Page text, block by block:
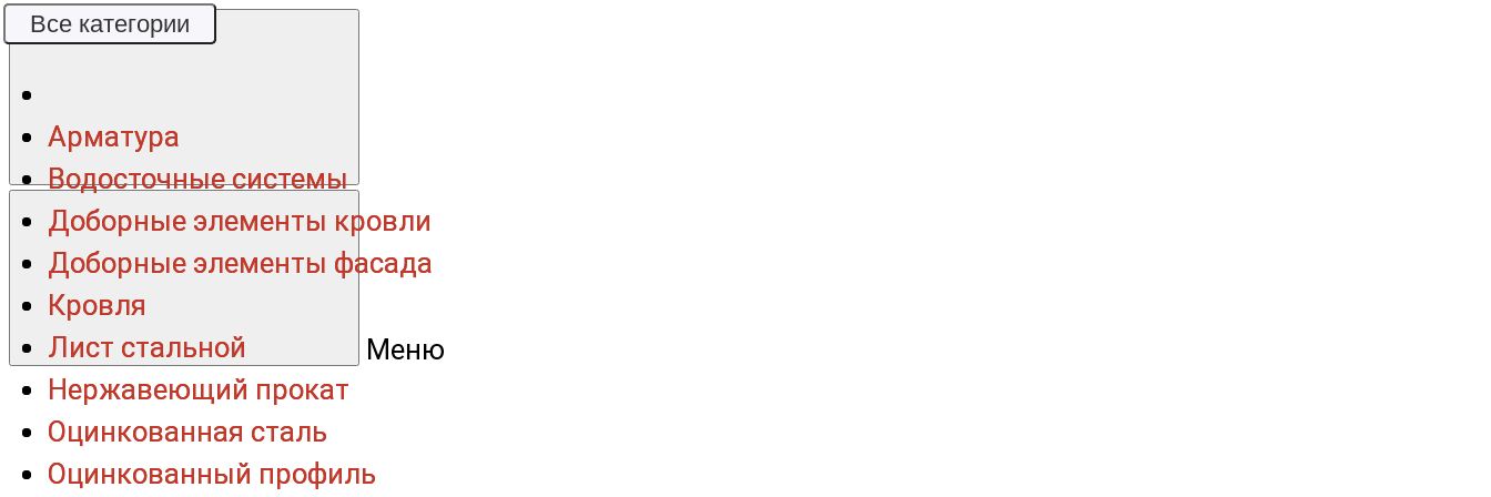
Меню
Все категории
Арматура
Водосточные системы
Доборные элементы кровли
Доборные элементы фасада
Кровля
Лист стальной
Нержавеющий прокат
Оцинкованная сталь
Оцинкованный профиль
Все категории
Арматура
Водосточные системы
Доборные элементы кровли
Доборные элементы фасада
Кровля
Лист стальной
Нержавеющий прокат
Оцинкованная сталь
Оцинкованный профиль